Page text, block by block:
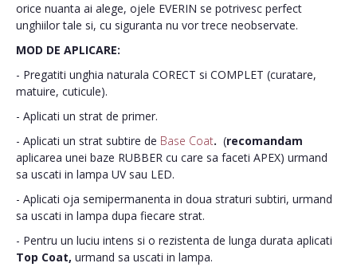
orice nuanta ai alege, ojele EVERIN se potrivesc perfect
unghiilor tale si, cu siguranta nu vor trece neobservate.
MOD DE APLICARE:
- Pregatiti unghia naturala CORECT si COMPLET (curatare,
matuire, cuticule).
- Aplicati un strat de primer.
- Aplicati un strat subtire de Base Coat. (recomandam
aplicarea unei baze RUBBER cu care sa faceti APEX) urmand
sa uscati in lampa UV sau LED.
- Aplicati oja semipermanenta in doua straturi subtiri, urmand
sa uscati in lampa dupa fiecare strat.
- Pentru un luciu intens si o rezistenta de lunga durata aplicati
Top Coat, urmand sa uscati in lampa.